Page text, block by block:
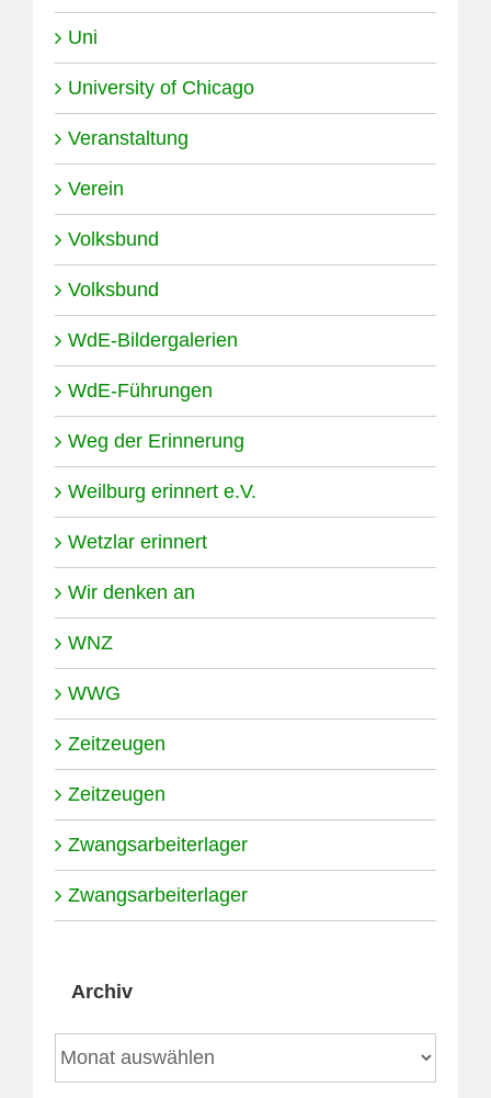
Uni
University of Chicago
Veranstaltung
Verein
Volksbund
Volksbund
WdE-Bildergalerien
WdE-Führungen
Weg der Erinnerung
Weilburg erinnert e.V.
Wetzlar erinnert
Wir denken an
WNZ
WWG
Zeitzeugen
Zeitzeugen
Zwangsarbeiterlager
Zwangsarbeiterlager
Archiv
Archiv